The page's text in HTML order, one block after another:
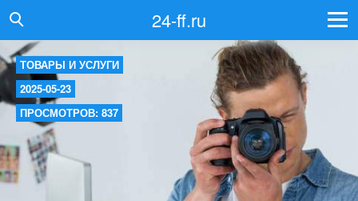
24-ff.ru
ТОВАРЫ И УСЛУГИ
2025-05-23
ПРОСМОТРОВ: 837